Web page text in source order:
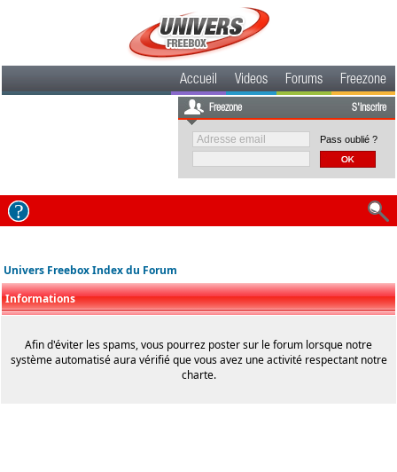
Accueil Videos Forums Freezone
Freezone S'inscrire
Pass oublié ?
Univers Freebox Index du Forum
Informations
Afin d'éviter les spams, vous pourrez poster sur le forum lorsque notre
système automatisé aura vérifié que vous avez une activité respectant notre
charte.